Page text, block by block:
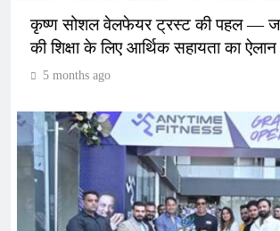
कृष्ण सोशल वेलफेयर ट्रस्ट की पहल —
की शिक्षा के लिए आर्थिक सहायता का ऐलान
5 months ago